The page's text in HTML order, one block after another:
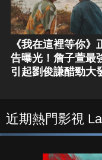
《我在這裡等你》
告曝光！詹子萱最
引起劉俊謙醋勁大
近期熱門影視